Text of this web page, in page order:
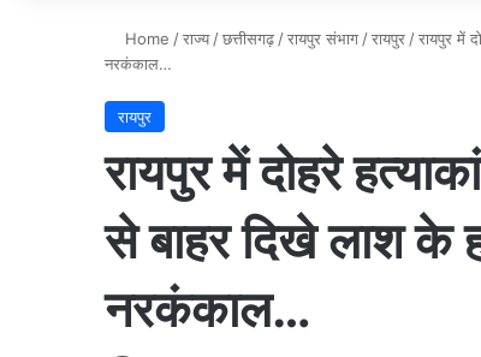
Home /राज्य /छत्तीसगढ़ /रायपुर संभाग /रायपुर /रायपुर में
नरकंकाल…
रायपुर
रायपुर में दोहरे
से बाहर दिखे लाश के
नरकंकाल…